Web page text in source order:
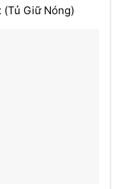
(Tủ Giữ Nóng)